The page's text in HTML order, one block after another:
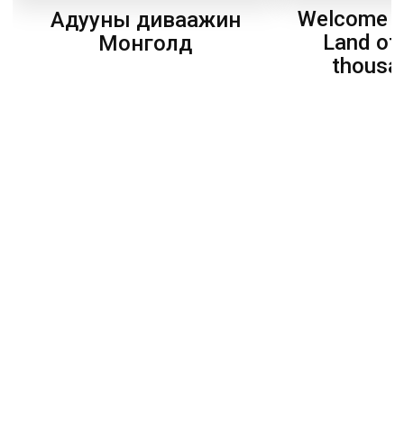
Адууны диваажин
Монголд
Welcome
Land of